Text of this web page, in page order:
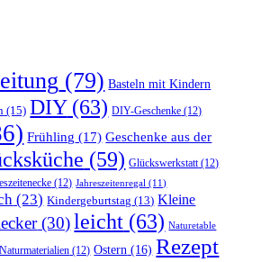
(79) Basteln mit Kindern
(15) DIY(63) DIY-Geschenke (12)
Frühling (17) Geschenke aus der
(59) Glückswerkstatt(12)
(12) Jahreszeitenregal (11)
(23) Kindergeburtstag (13) Kleine
(30) leicht (63) Naturetable
Naturmaterialien (12) Ostern (16) Rezept